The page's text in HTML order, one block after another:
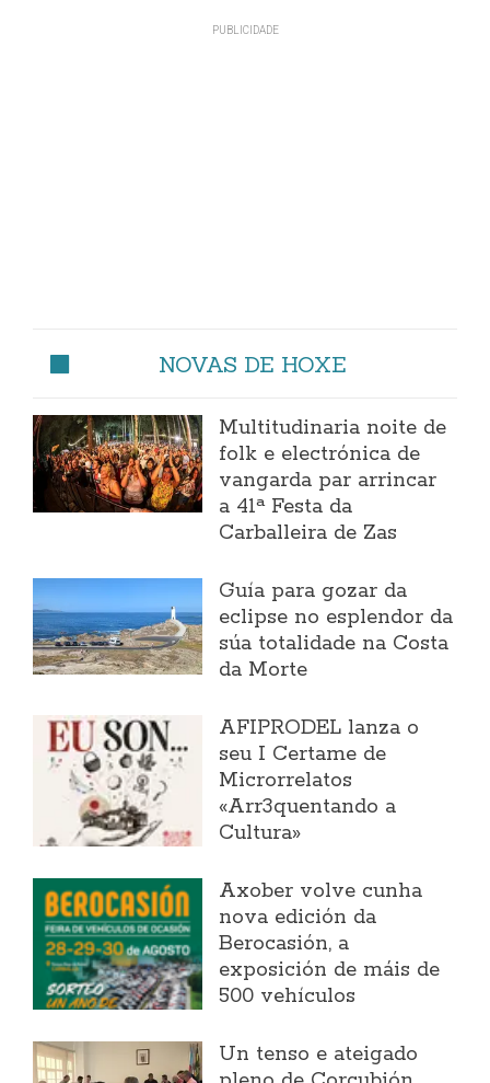
NOVAS DE HOXE
Multitudinaria noite de
folk e electrónica de
vangarda par arrincar
a 41ª Festa da
Carballeira de Zas
Guía para gozar da
eclipse no esplendor da
súa totalidade na Costa
da Morte
AFIPRODEL lanza o
seu I Certame de
Microrrelatos
«Arr3quentando a
Cultura»
Axober volve cunha
nova edición da
Berocasión, a
exposición de máis de
500 vehículos
Un tenso e ateigado